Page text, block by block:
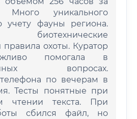
уникального
учету фауны региона.
биотехнические
охоты. Куратор
помогала в
вопросах.
по вечерам в
Тесты понятные при
чтении текста. При
сбился файл, но